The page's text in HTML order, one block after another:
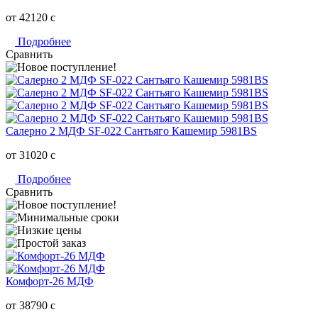
от 42120 c
Подробнее
Сравнить
Салерно 2 МДФ SF-022 Сантьяго Кашемир 5981BS
от 31020 c
Подробнее
Сравнить
Комфорт-26 МДФ
от 38790 c